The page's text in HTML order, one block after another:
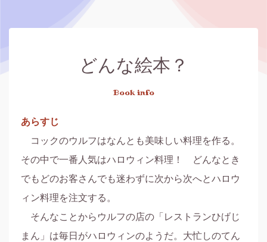
どんな絵本？
Book info
あらすじ
コックのウルフはなんとも美味しい料理を作る。
その中で一番人気はハロウィン料理！　どんなとき
でもどのお客さんでも迷わずに次から次へとハロウ
ィン料理を注文する。
そんなことからウルフの店の「レストランひげじ
まん」は毎日がハロウィンのようだ。大忙しのてん